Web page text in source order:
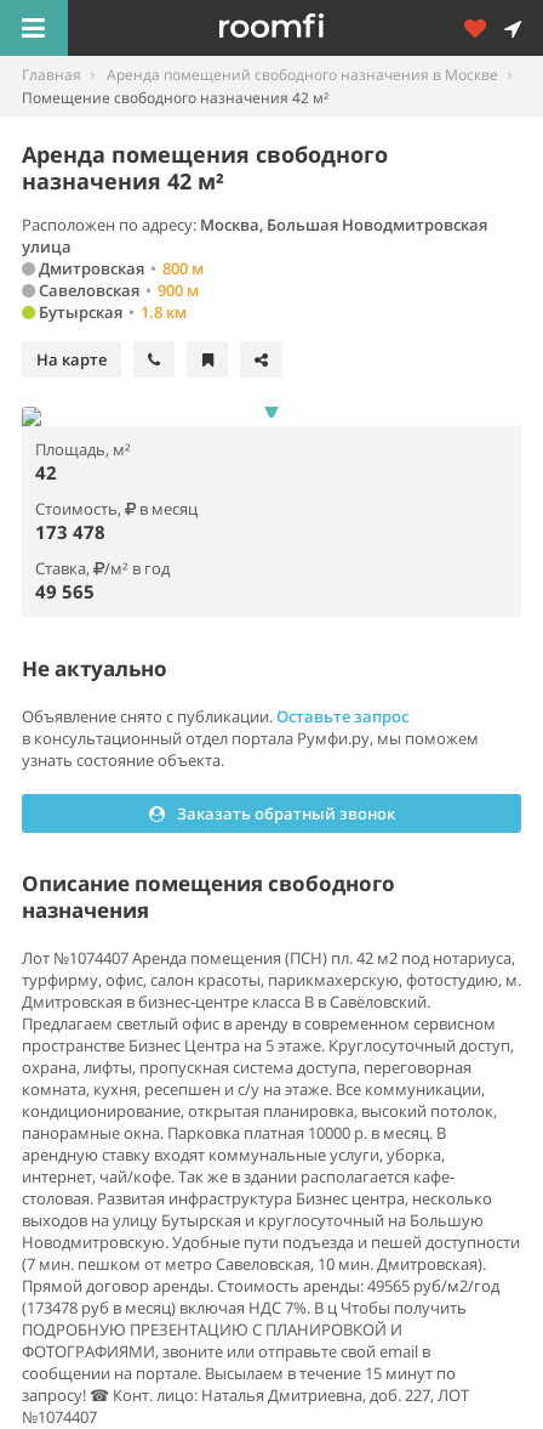
Главная
Аренда помещений свободного назначения в Москве
Помещение свободного назначения 42 м²
Аренда помещения свободного
назначения 42 м²
Расположен по адресу: Москва, Большая Новодмитровская
улица
Дмитровская • 800 м
Савеловская • 900 м
Бутырская • 1.8 км
На карте
Площадь, м²
42
Стоимость, в месяц
173 478
Ставка, /м² в год
49 565
Не актуально
Объявление снято с публикации.Оставьте запрос
в консультационный отдел портала Румфи.ру, мы поможем
узнать состояние объекта.
Заказать обратный звонок
Описание помещения свободного
назначения
Лот №1074407 Аренда помещения (ПСН) пл. 42 м2 под нотариуса,
турфирму, офис, салон красоты, парикмахерскую, фотостудию, м.
Дмитровская в бизнес-центре класса В в Савёловский.
Предлагаем светлый офис в аренду в современном сервисном
пространстве Бизнес Центра на 5 этаже. Круглосуточный доступ,
охрана, лифты, пропускная система доступа, переговорная
комната, кухня, ресепшен и с/у на этаже. Все коммуникации,
кондиционирование, открытая планировка, высокий потолок,
панорамные окна. Парковка платная 10000 р. в месяц. В
арендную ставку входят коммунальные услуги, уборка,
интернет, чай/кофе. Так же в здании располагается кафе-
столовая. Развитая инфраструктура Бизнес центра, несколько
выходов на улицу Бутырская и круглосуточный на Большую
Новодмитровскую. Удобные пути подъезда и пешей доступности
(7 мин. пешком от метро Савеловская, 10 мин. Дмитровская).
Прямой договор аренды. Стоимость аренды: 49565 руб/м2/год
(173478 руб в месяц) включая НДС 7%. В ц Чтобы получить
ПОДРОБНУЮ ПРЕЗЕНТАЦИЮ С ПЛАНИРОВКОЙ И
ФОТОГРАФИЯМИ, звоните или отправьте свой email в
сообщении на портале. Высылаем в течение 15 минут по
запросу! ☎ Конт. лицо: Наталья Дмитриевна, доб. 227, ЛОТ
№1074407